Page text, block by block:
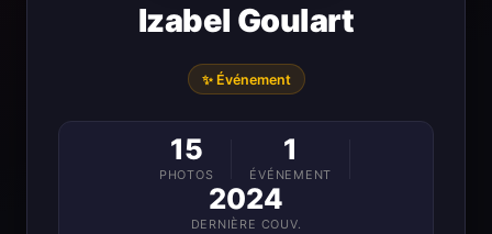
Izabel Goulart
✨ Événement
15
PHOTOS
1
ÉVÉNEMENT
2024
DERNIÈRE COUV.